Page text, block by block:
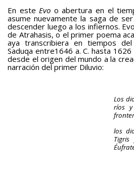
En esteEvo o abertura en el
asume nuevamente la saga de
descender luego a los infiernos.
de Atrahasis, o el primer poema
aya transcribiera en tiempos
Saduqa entre1646 a. C. hasta 1626
desde el origen del mundo a la
narración del primer Diluvio:
Los
ríos
los